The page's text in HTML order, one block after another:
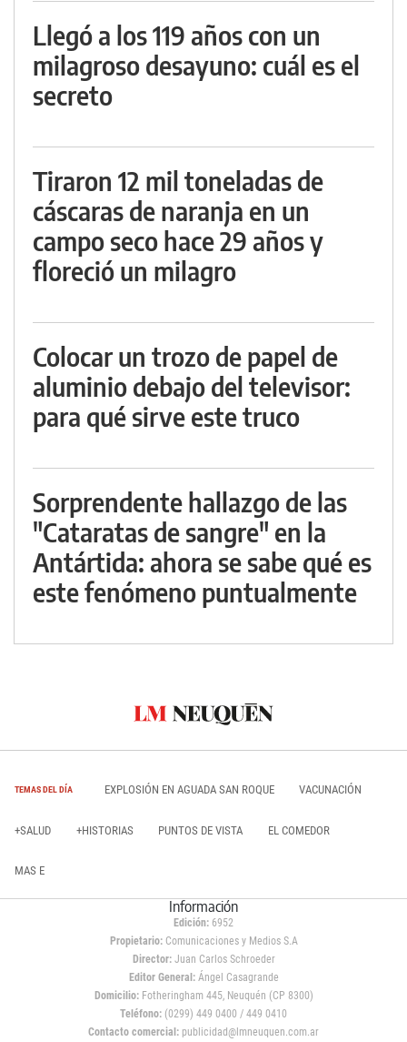
Llegó a los 119 años con un
milagroso desayuno: cuál es el
secreto
Tiraron 12 mil toneladas de
cáscaras de naranja en un
campo seco hace 29 años y
floreció un milagro
Colocar un trozo de papel de
aluminio debajo del televisor:
para qué sirve este truco
Sorprendente hallazgo de las
"Cataratas de sangre" en la
Antártida: ahora se sabe qué es
este fenómeno puntualmente
TEMAS DEL DÍA EXPLOSIÓN EN AGUADA SAN ROQUE VACUNACIÓN
+SALUD +HISTORIAS PUNTOS DE VISTA EL COMEDOR
MAS E
Información
Edición: 6952
Propietario:Comunicaciones y Medios S.A
Director: Juan Carlos Schroeder
Editor General:Ángel Casagrande
Domicilio:Fotheringham 445, Neuquén (CP 8300)
Teléfono: (0299) 449 0400 / 449 0410
Contacto comercial: publicidad@lmneuquen.com.ar